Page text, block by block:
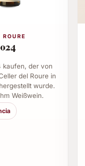
Salaten und
Grillabenden und
und
Verschenken und
oder zur
und Jubiläen
und Silvesterfeiern
kaufen, der von
del Roure in
wurde.
Weißwein.